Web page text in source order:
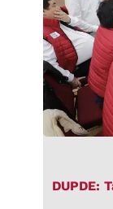
DUPDE: